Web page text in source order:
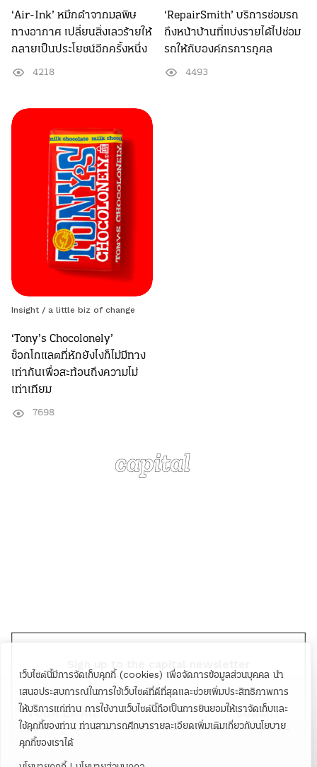
เว็บไซต์นี้มีการจัดเก็บคุกกี้ (cookies) เพื่อจัดการข้อมูลส่วนบุคคล นำ
เสนอประสบการณ์ในการใช้เว็บไซต์ที่ดีที่สุดและช่วยเพิ่มประสิทธิภาพการ
ให้บริการแก่ท่าน การใช้งานเว็บไซต์นี้ถือเป็นการยินยอมให้เราจัดเก็บและ
ใช้คุกกี้ของท่าน ท่านสามารถศึกษารายละเอียดเพิ่มเติมเกี่ยวกับนโยบาย
คุกกี้ของเราได้
‘Air-Ink’ หมึกดำจากมลพิษ
ทางอากาศ เปลี่ยนสิ่งเลวร้ายให้
กลายเป็นประโยชน์อีกครั้งหนึ่ง
4218
‘RepairSmith’ บริการซ่อมรถ
ถึงหน้าบ้านที่แบ่งรายได้ไปซ่อม
รถให้กับองค์กรการกุศล
4493
Insight / a little biz of change
‘Tony’s Chocolonely’
ช็อกโกแลตที่หักยังไงก็ไม่มีทาง
เท่ากันเพื่อสะท้อนถึงความไม่
เท่าเทียม
7698
YOUR EMAIL
SUBMIT